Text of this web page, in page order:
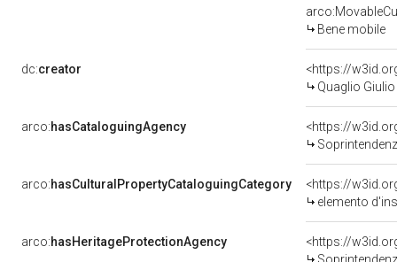
Bene mobile
dc:creator
<https://
Quaglio
arco:hasCataloguingAgency
<https://
Soprintendenza per i
arco:hasCulturalPropertyCataloguingCategory
<https://
elemento
arco:hasHeritageProtectionAgency
<https://